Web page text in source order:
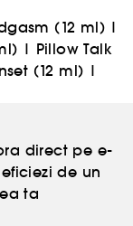
(12 ml) |
| Pillow Talk
(12 ml) |
direct pe e-
de un
ta